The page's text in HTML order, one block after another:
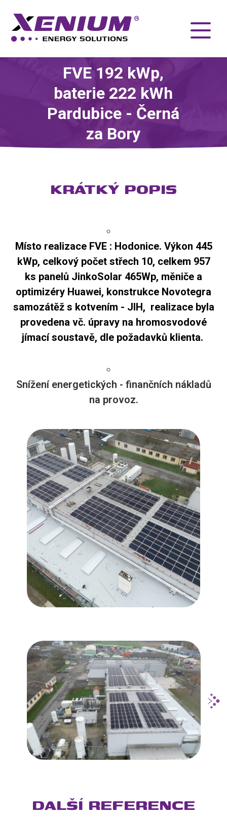
FVE 192 kWp,
baterie 222 kWh
Pardubice - Černá
za Bory
KRÁTKÝ POPIS
Místo realizace FVE : Hodonice. Výkon 445
kWp, celkový počet střech 10, celkem 957
ks panelů JinkoSolar 465Wp, měniče a
optimizéry Huawei, konstrukce Novotegra
samozátěž s kotvením - JIH, realizace byla
provedena vč. úpravy na hromosvodové
jímací soustavě, dle požadavků klienta.
Snížení energetických - finančních nákladů
na provoz.
DALŠÍ REFERENCE